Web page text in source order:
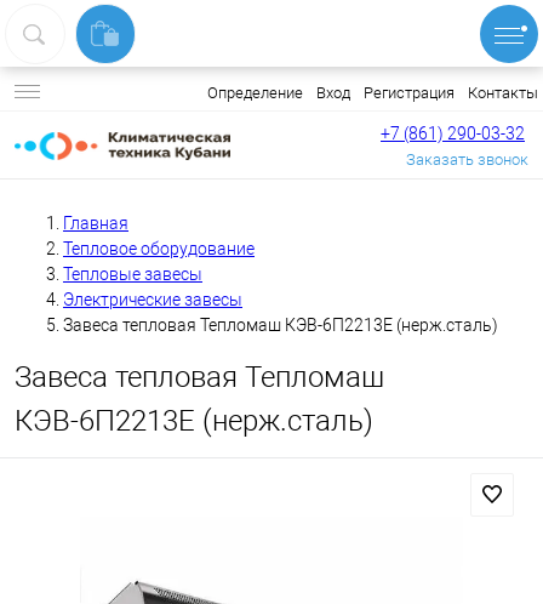
Определение Вход Регистрация Контакты
+7 (861) 290-03-32
Заказать звонок
Главная
Тепловое оборудование
Тепловые завесы
Электрические завесы
Завеса тепловая Тепломаш КЭВ-6П2213Е (нерж.сталь)
Завеса тепловая Тепломаш
КЭВ-6П2213Е (нерж.сталь)